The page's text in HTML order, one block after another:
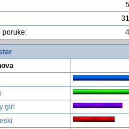
poruke:
girl